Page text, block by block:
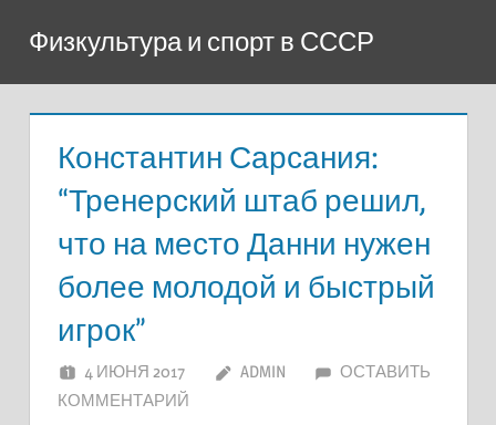
содержимому
Физкультура и спорт в СССР
Константин Сарсания:
“Тренерский штаб решил,
что на место Данни нужен
более молодой и быстрый
игрок”
4 ИЮНЯ 2017 ADMIN
ОСТАВИТЬ
КОММЕНТАРИЙ